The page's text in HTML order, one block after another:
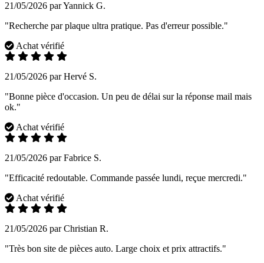
21/05/2026 par Yannick G.
"Recherche par plaque ultra pratique. Pas d'erreur possible."
Achat vérifié
21/05/2026 par Hervé S.
"Bonne pièce d'occasion. Un peu de délai sur la réponse mail mais
ok."
Achat vérifié
21/05/2026 par Fabrice S.
"Efficacité redoutable. Commande passée lundi, reçue mercredi."
Achat vérifié
21/05/2026 par Christian R.
"Très bon site de pièces auto. Large choix et prix attractifs."